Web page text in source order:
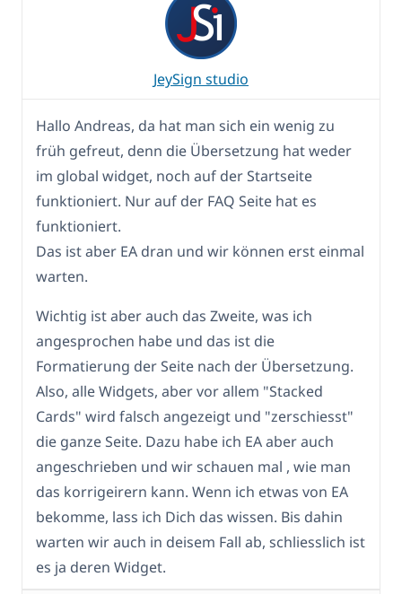
JeySign studio
Hallo Andreas, da hat man sich ein wenig zu
früh gefreut, denn die Übersetzung hat weder
im global widget, noch auf der Startseite
funktioniert. Nur auf der FAQ Seite hat es
funktioniert.
Das ist aber EA dran und wir können erst einmal
warten.
Wichtig ist aber auch das Zweite, was ich
angesprochen habe und das ist die
Formatierung der Seite nach der Übersetzung.
Also, alle Widgets, aber vor allem "Stacked
Cards" wird falsch angezeigt und "zerschiesst"
die ganze Seite. Dazu habe ich EA aber auch
angeschrieben und wir schauen mal , wie man
das korrigeirern kann. Wenn ich etwas von EA
bekomme, lass ich Dich das wissen. Bis dahin
warten wir auch in deisem Fall ab, schliesslich ist
es ja deren Widget.